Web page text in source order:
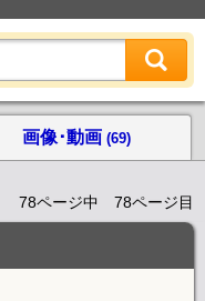
画像･動画 (69)
78ページ中 78ページ目